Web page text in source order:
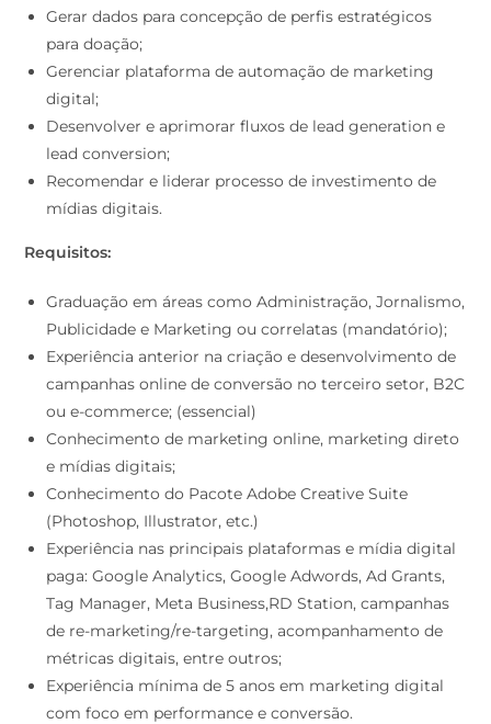
Gerar dados para concepção de perfis estratégicos
para doação;
Gerenciar plataforma de automação de marketing
digital;
Desenvolver e aprimorar fluxos de lead generation e
lead conversion;
Recomendar e liderar processo de investimento de
mídias digitais.
Requisitos:
Graduação em áreas como Administração, Jornalismo,
Publicidade e Marketing ou correlatas (mandatório);
Experiência anterior na criação e desenvolvimento de
campanhas online de conversão no terceiro setor, B2C
ou e-commerce; (essencial)
Conhecimento de marketing online, marketing direto
e mídias digitais;
Conhecimento do Pacote Adobe Creative Suite
(Photoshop, Illustrator, etc.)
Experiência nas principais plataformas e mídia digital
paga: Google Analytics, Google Adwords, Ad Grants,
Tag Manager, Meta Business,RD Station, campanhas
de re-marketing/re-targeting, acompanhamento de
métricas digitais, entre outros;
Experiência mínima de 5 anos em marketing digital
com foco em performance e conversão.